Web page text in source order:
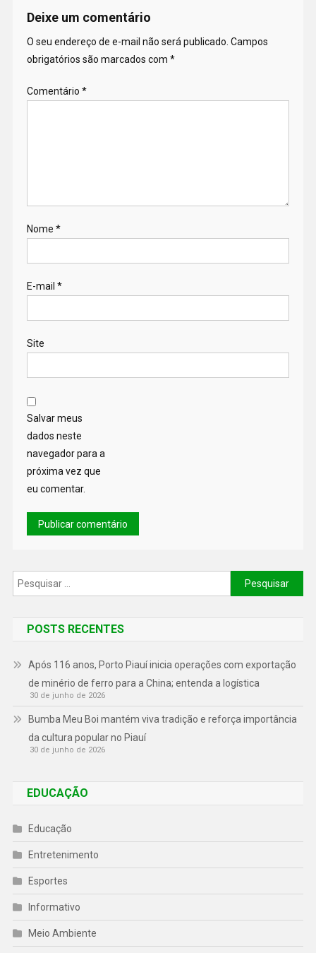
Deixe um comentário
O seu endereço de e-mail não será publicado. Campos
obrigatórios são marcados com *
Comentário *
Nome *
E-mail *
Site
Salvar meus
dados neste
navegador para a
próxima vez que
eu comentar.
POSTS RECENTES
Após 116 anos, Porto Piauí inicia operações com exportação
de minério de ferro para a China; entenda a logística
30 de junho de 2026
Bumba Meu Boi mantém viva tradição e reforça importância
da cultura popular no Piauí
30 de junho de 2026
EDUCAÇÃO
Educação
Entretenimento
Esportes
Informativo
Meio Ambiente